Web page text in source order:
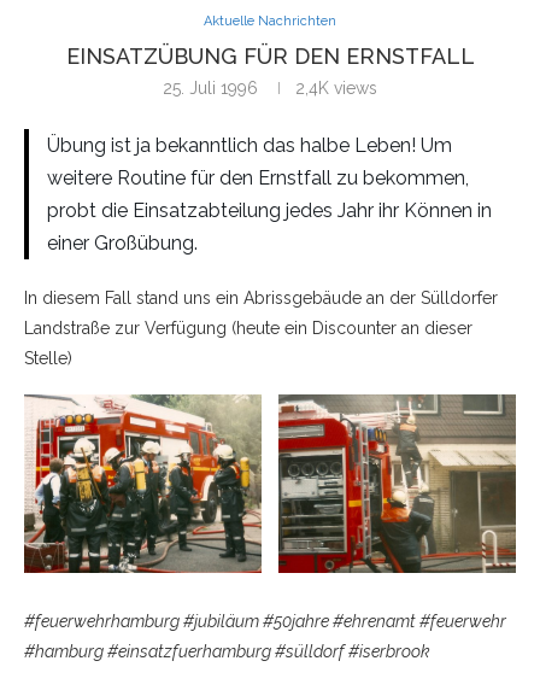
Aktuelle Nachrichten
EINSATZÜBUNG FÜR DEN ERNSTFALL
25. Juli 1996 2,4K views
Übung ist ja bekanntlich das halbe Leben! Um
weitere Routine für den Ernstfall zu bekommen,
probt die Einsatzabteilung jedes Jahr ihr Können in
einer Großübung.
In diesem Fall stand uns ein Abrissgebäude an der Sülldorfer
Landstraße zur Verfügung (heute ein Discounter an dieser
Stelle)
#feuerwehrhamburg #jubiläum #50jahre #ehrenamt #feuerwehr
#hamburg #einsatzfuerhamburg #sülldorf #iserbrook